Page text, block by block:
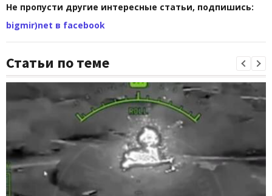
Не пропусти другие интересные статьи, подпишись:
bigmir)net в facebook
Статьи по теме